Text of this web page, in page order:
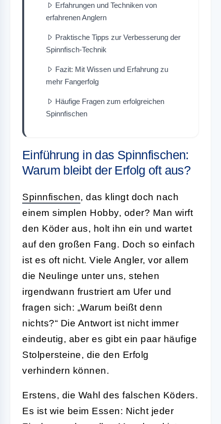
Erfahrungen und Techniken von
erfahrenen Anglern
Praktische Tipps zur Verbesserung der
Spinnfisch-Technik
Fazit: Mit Wissen und Erfahrung zu
mehr Fangerfolg
Häufige Fragen zum erfolgreichen
Spinnfischen
Einführung in das Spinnfischen:
Warum bleibt der Erfolg oft aus?
Spinnfischen, das klingt doch nach
einem simplen Hobby, oder? Man wirft
den Köder aus, holt ihn ein und wartet
auf den großen Fang. Doch so einfach
ist es oft nicht. Viele Angler, vor allem
die Neulinge unter uns, stehen
irgendwann frustriert am Ufer und
fragen sich: „Warum beißt denn
nichts?“ Die Antwort ist nicht immer
eindeutig, aber es gibt ein paar häufige
Stolpersteine, die den Erfolg
verhindern können.
Erstens, die Wahl des falschen Köders.
Es ist wie beim Essen: Nicht jeder